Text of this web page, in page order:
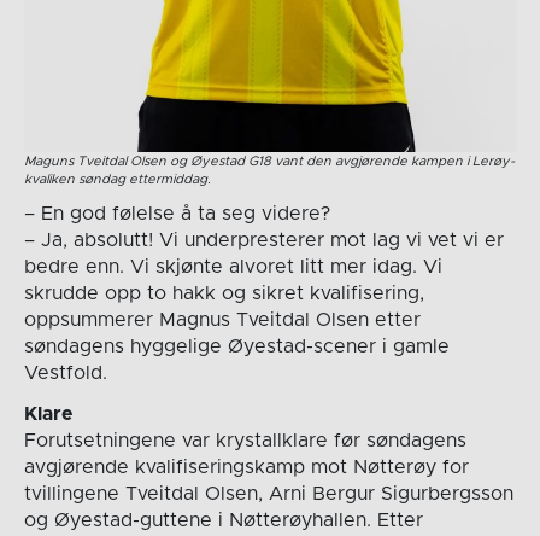
Maguns Tveitdal Olsen og Øyestad G18 vant den avgjørende kampen i Lerøy-
kvaliken søndag ettermiddag.
– En god følelse å ta seg videre?
– Ja, absolutt! Vi underpresterer mot lag vi vet vi er
bedre enn. Vi skjønte alvoret litt mer idag. Vi
skrudde opp to hakk og sikret kvalifisering,
oppsummerer Magnus Tveitdal Olsen etter
søndagens hyggelige Øyestad-scener i gamle
Vestfold.
Klare
Forutsetningene var krystallklare før søndagens
avgjørende kvalifiseringskamp mot Nøtterøy for
tvillingene Tveitdal Olsen, Arni Bergur Sigurbergsson
og Øyestad-guttene i Nøtterøyhallen. Etter